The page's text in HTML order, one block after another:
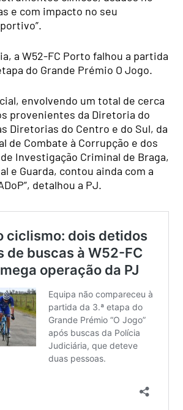
e com impacto no seu
a W52-FC Porto falhou a partida
do Grande Prémio O Jogo.
envolvendo um total de cerca
provenientes da Diretoria do
Diretorias do Centro e do Sul, da
de Combate à Corrupção e dos
Investigação Criminal de Braga,
e Guarda, contou ainda com a
detalhou a PJ.